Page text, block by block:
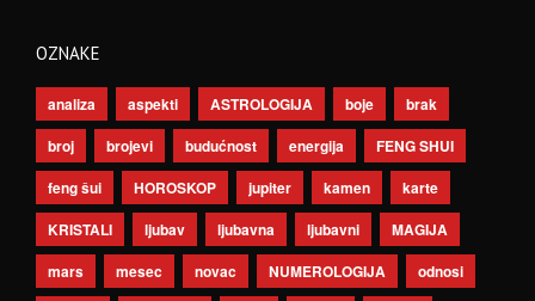
OZNAKE
analiza aspekti ASTROLOGIJA boje
brak
broj
brojevi budućnost energija
FENG SHUI
feng šui
HOROSKOP jupiter kamen
karte
KRISTALI
ljubav ljubavna ljubavni
MAGIJA
mars
mesec novac NUMEROLOGIJA
odnosi